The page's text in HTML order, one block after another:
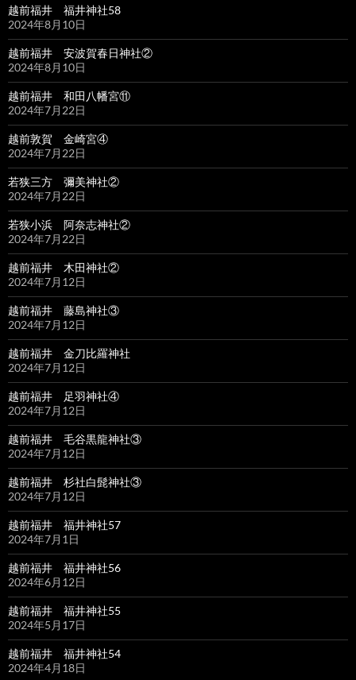
越前福井 福井神社58
2024年8月10日
越前福井 安波賀春日神社②
2024年8月10日
越前福井 和田八幡宮⑪
2024年7月22日
越前敦賀 金崎宮④
2024年7月22日
若狭三方 彌美神社②
2024年7月22日
若狭小浜 阿奈志神社②
2024年7月22日
越前福井 木田神社②
2024年7月12日
越前福井 藤島神社③
2024年7月12日
越前福井 金刀比羅神社
2024年7月12日
越前福井 足羽神社④
2024年7月12日
越前福井 毛谷黒龍神社③
2024年7月12日
越前福井 杉社白髭神社③
2024年7月12日
越前福井 福井神社57
2024年7月1日
越前福井 福井神社56
2024年6月12日
越前福井 福井神社55
2024年5月17日
越前福井 福井神社54
2024年4月18日